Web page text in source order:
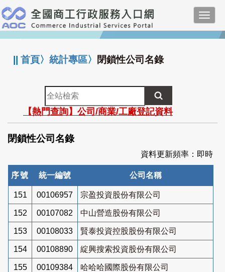
跳
到
主
要
:::
||首頁〉統計專區〉 閉鎖性公司名錄
全
站
檢
索
【熱門查詢】公司/商業/工廠登記資料
閉鎖性公司名錄
資料更新頻率：即時
序號 統一編號 公司名稱
151 00106957 宗盈投資股份有限公司
152 00107082 中山營造股份有限公司
153 00108033 賢泰投資控股股份有限公司
154 00108890 綻興搜索投資股份有限公司
155 00109384 哈哈哈國際股份有限公司